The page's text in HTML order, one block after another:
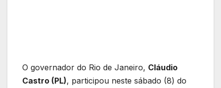
O governador do Rio de Janeiro, Cláudio
Castro (PL), participou neste sábado (8) do